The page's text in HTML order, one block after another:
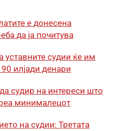
е донесена
да ја почитува
судии ќе им
илјади денари
судир на интереси што
минималецот
на судии: Третата